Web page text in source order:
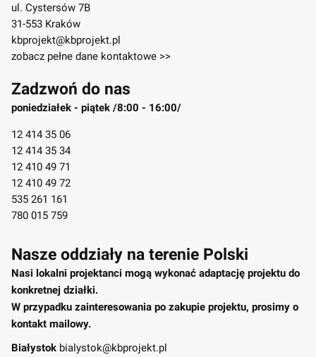
ul. Cystersów 7B
31-553 Kraków
kbprojekt@kbprojekt.pl
zobacz pełne dane kontaktowe >>
Zadzwoń do nas
poniedziałek - piątek /8:00 - 16:00/
12 414 35 06
12 414 35 34
12 410 49 71
12 410 49 72
535 261 161
780 015 759
Nasze oddziały na terenie Polski
Nasi lokalni projektanci mogą wykonać adaptację projektu do
konkretnej działki.
W przypadku zainteresowania po zakupie projektu, prosimy o
kontakt mailowy.
Białystok bialystok@kbprojekt.pl